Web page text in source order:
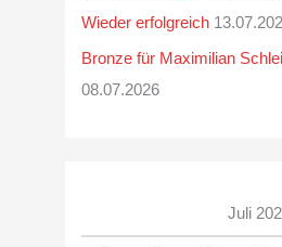
Wieder erfolgreich
Bronze für Maximilian
08.07.2026
Juli